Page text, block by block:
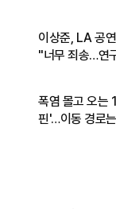
이상준, LA 공
"너무 죄송…연
폭염 몰고 오는
핀'…이동 경로